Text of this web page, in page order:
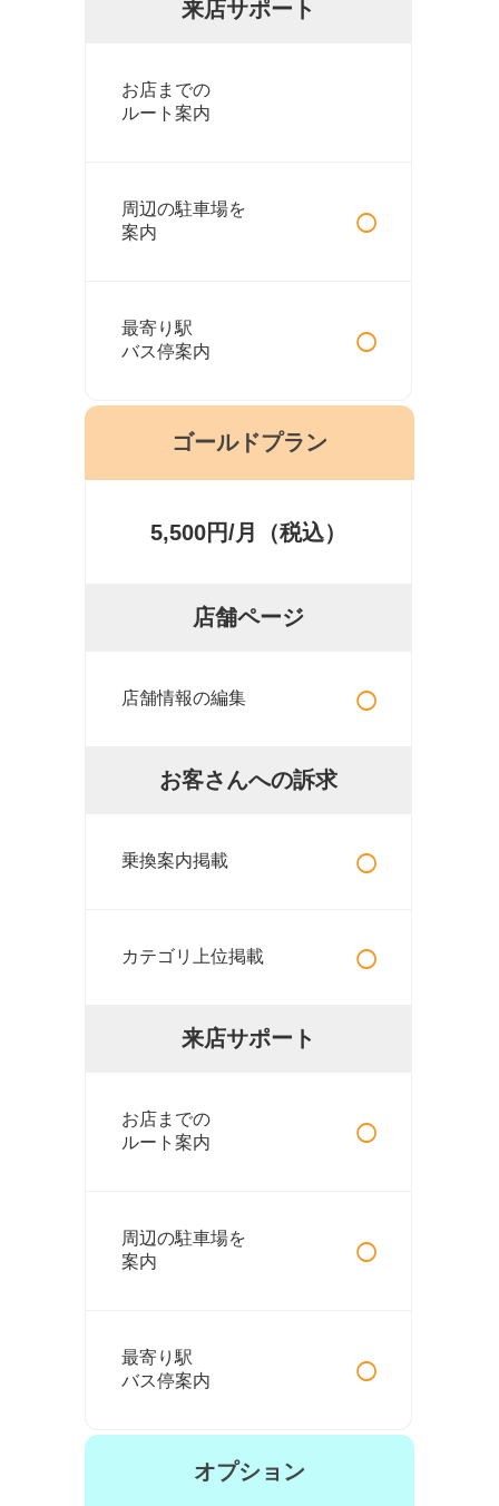
来店サポート
お店までの
ルート案内
周辺の駐車場を
案内
○
最寄り駅
バス停案内
○
ゴールドプラン
5,500円/月（税込）
店舗ページ
店舗情報の編集 ○
お客さんへの訴求
乗換案内掲載 ○
カテゴリ上位掲載 ○
来店サポート
お店までの
ルート案内
○
周辺の駐車場を
案内
○
最寄り駅
バス停案内
○
オプション